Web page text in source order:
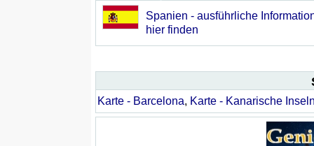
Spanien - ausführliche
hier finden
Karte - Barcelona, Karte - Kanarische